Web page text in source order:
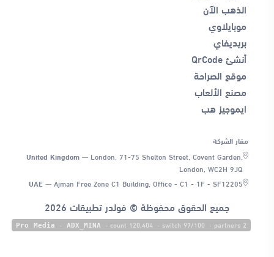
الذهب الآن
موبايلاوي
بريديفاي
أنشئ QrCode
موقع الصراحة
مصنع الألعاب
ايموجيز هب
مقار الشركة
United Kingdom — London, 71-75 Shelton Street, Covent Garden,
London, WC2H 9JQ
UAE — Ajman Free Zone C1 Building, Office - C1 - 1F - SF12205
جميع الحقوق محفوظة © فولدر تطبيقات 2026
Pro Media · ADX_MINA · count 120,404 · switch 97/100 · partners 2